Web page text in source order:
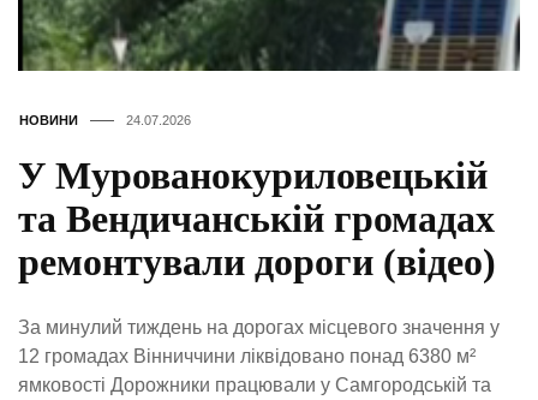
НОВИНИ 24.07.2026
У Мурованокуриловецькій
та Вендичанській громадах
ремонтували дороги (відео)
За минулий тиждень на дорогах місцевого значення у
12 громадах Вінниччини ліквідовано понад 6380 м²
ямковості Дорожники працювали у Самгородській та